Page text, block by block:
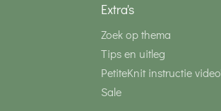
Extra's
Zoek op thema
Tips en uitleg
PetiteKnit instructie
Sale